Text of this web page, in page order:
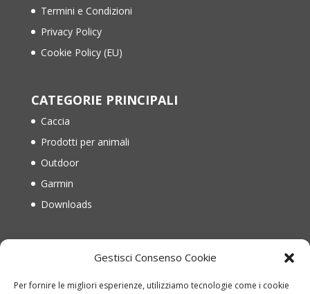
Gestisci Consenso Cookie
Per fornire le migliori esperienze, utilizziamo tecnologie come i cookie
Termini e Condizioni
Privacy Policy
Cookie Policy (EU)
CATEGORIE PRINCIPALI
Caccia
Prodotti per animali
Outdoor
Garmin
Downloads
IL MIO ACCOUNT